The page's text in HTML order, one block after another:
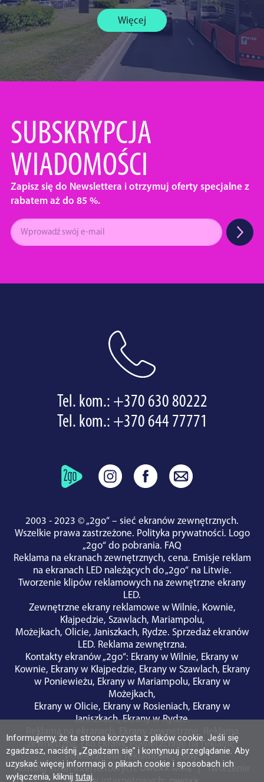
Informujemy, że ta strona korzysta z plików cookie. Jeśli się
zgadzasz, naciśnij „Zgadzam się” i kontynuuj przeglądanie. Aby
uzyskać więcej informacji o plikach cookie i sposobach ich
wyłączenia, kliknij tutaj.
Więcej
SUBSKRYPCJA
WIADOMOŚCI
Zapisz się do Newslettera i otrzymuj oferty specjalne z
rabatem aż do 85 %.
Tel. kom.: +370 630 80222
Tel. kom.: +370 644 77771
2003 - 2023 © „2go“ – sieć ekranów zewnętrznych.
Wszelkie prawa zastrzeżone. Polityka prywatności. Logo
„2go“ do pobrania. FAQ
Reklama na ekranach zewnętrznych, cena. Emisje reklam
na ekranach LED należących do „2go“ na Litwie.
Tworzenie klipów reklamowych na zewnętrzne ekrany
LED.
Zewnętrzne ekrany reklamowe w Wilnie, Kownie,
Kłajpedzie, Szawlach, Mariampolu,
Możejkach, Olicie, Janiszkach, Rydze. Sprzedaż ekranów
LED. Reklama zewnętrzna.
Kontakty ekranów „2go“: Ekrany w Wilnie, Ekrany w
Kownie, Ekrany w Kłajpedzie, Ekrany w Szawlach, Ekrany
w Poniewieżu, Ekrany w Mariampolu, Ekrany w
Możejkach,
Ekrany w Olicie, Ekrany w Rosieniach, Ekrany w
Janiszkach,Ekrany w Rydze.
Reklama
zewnętrzna, Eko Ekrany,Powierzchnie na reklamę,
Powierzchnie reklamowe,Ceny.
Hosting stron internetowych:
|Tworzenie